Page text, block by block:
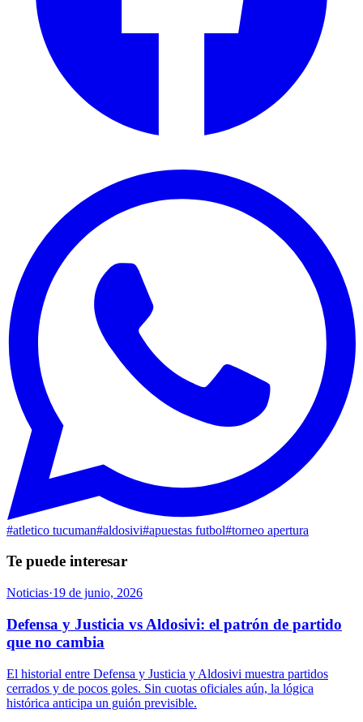
#atletico tucuman#aldosivi#apuestas futbol#torneo apertura
Te puede interesar
Noticias·19 de junio, 2026
Defensa y Justicia vs Aldosivi: el patrón de partido
que no cambia
El historial entre Defensa y Justicia y Aldosivi muestra partidos
cerrados y de pocos goles. Sin cuotas oficiales aún, la lógica
histórica anticipa un guión previsible.